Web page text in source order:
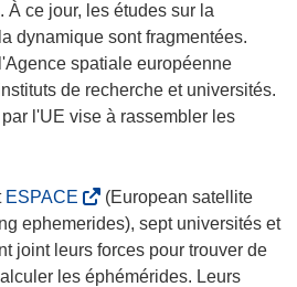
ce jour, les études sur la
dynamique sont fragmentées.
spatiale européenne
de recherche et universités.
l'UE vise à rassembler les
ESPACE
s
’
o
(European satellite
ephemerides), sept universités et
joint leurs forces pour trouver de
les éphémérides. Leurs